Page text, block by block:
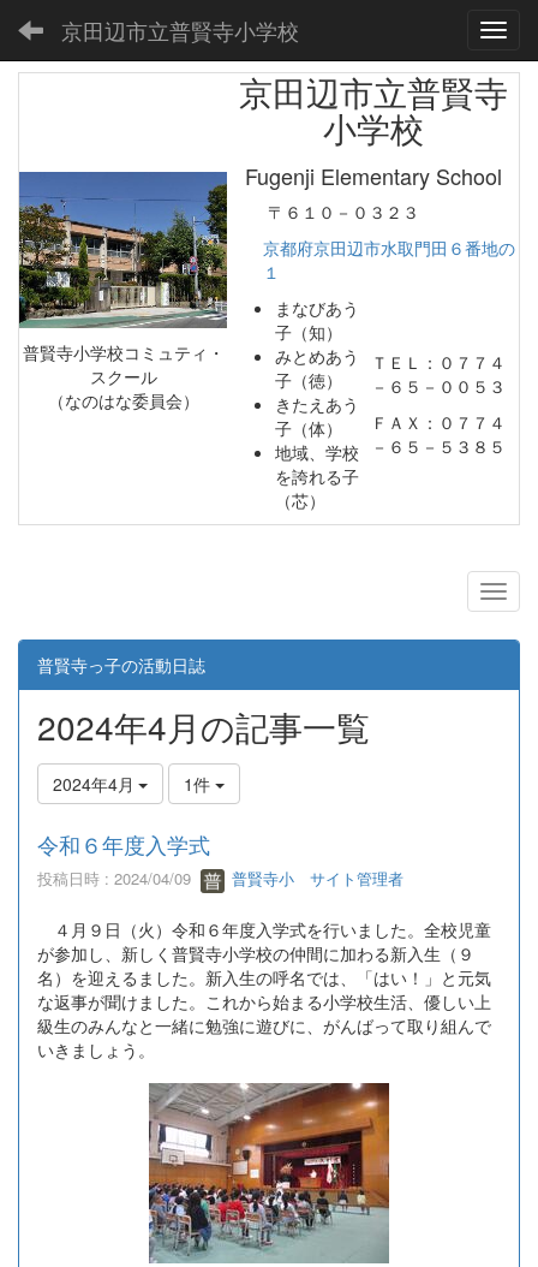
京田辺市立普賢寺小学校
普賢寺小学校コミュティ・
スクール
（なのはな委員会）
京田辺市立普賢寺
小学校
Fugenji Elementary School
〒６１０－０３２３
京都府京田辺市水取門田６番地の
１
まなびあう
子（知）
みとめあう
子（徳）
きたえあう
子（体）
地域、学校
を誇れる子
（芯）
ＴＥＬ：０７７４
－６５－００５３
ＦＡＸ：０７７４
－６５－５３８５
普賢寺っ子の活動日誌
2024年4月の記事一覧
2024年4月 1件
令和６年度入学式
投稿日時 : 2024/04/09 普賢寺小 サイト管理者
４月９日（火）令和６年度入学式を行いました。全校児童
が参加し、新しく普賢寺小学校の仲間に加わる新入生（９
名）を迎えるました。新入生の呼名では、「はい！」と元気
な返事が聞けました。これから始まる小学校生活、優しい上
級生のみんなと一緒に勉強に遊びに、がんばって取り組んで
いきましょう。